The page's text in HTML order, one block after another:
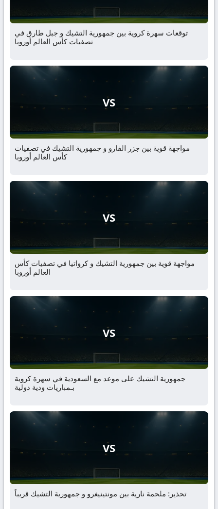
توقعات سهرة كروية بين جمهورية التشيك و جبل طارق في
تصفيات كأس العالم أوروبا
VS
مواجهة قوية بين جزر الفارو و جمهورية التشيك في تصفيات
كأس العالم أوروبا
VS
مواجهة قوية بين جمهورية التشيك و كرواتيا في تصفيات كأس
العالم أوروبا
VS
جمهورية التشيك على موعد مع السعودية في سهرة كروية
بـمباريات ودية دولية
VS
تحذير: ملحمة نارية بين مونتينيغرو و جمهورية التشيك قريباً